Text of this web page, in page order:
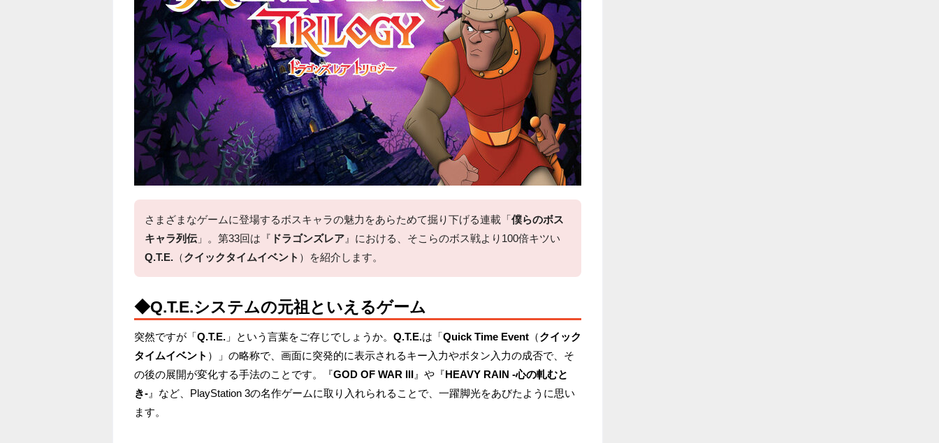
さまざまなゲームに登場するボスキャラの魅力をあらためて掘り下げる連載「僕らのボス
キャラ列伝」。第33回は『 ドラゴンズレア 』における、そこらのボス戦より100倍キツい
Q.T.E. （クイックタイムイベント ）を紹介します。
◆Q.T.E.システムの元祖といえるゲーム
突然ですが「Q.T.E. 」という言葉をご存じでしょうか。 Q.T.E.は「Quick Time Event （クイック
タイムイベント ）」の略称で、画面に突発的に表示されるキー入力やボタン入力の成否で、そ
の後の展開が変化する手法のことです。『GOD OF WAR III 』や『HEAVY RAIN -心の軋むと
き- 』など、PlayStation 3の名作ゲームに取り入れられることで、一躍脚光をあびたように思い
ます。